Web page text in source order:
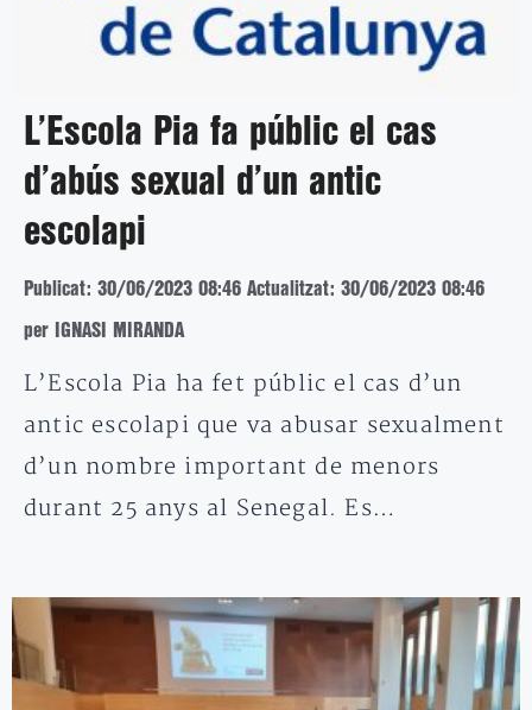
L’Escola Pia fa públic el cas
d’abús sexual d’un antic
escolapi
Publicat: 30/06/2023 08:46 Actualitzat: 30/06/2023 08:46
per IGNASI MIRANDA
L’Escola Pia ha fet públic el cas d’un
antic escolapi que va abusar sexualment
d’un nombre important de menors
durant 25 anys al Senegal. Es…